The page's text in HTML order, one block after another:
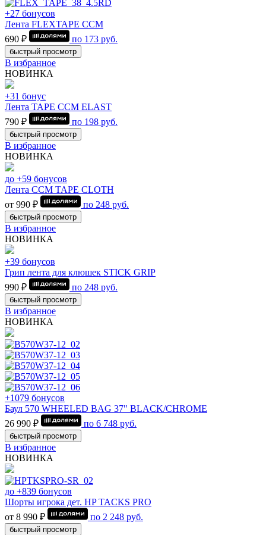
+27 бонусов
Лента FLEXTAPE CCM
690 ₽
по 173 руб.
быстрый просмотр
В избранное
НОВИНКА
+31 бонус
Лента TAPE CCM ELAST
790 ₽
по 198 руб.
быстрый просмотр
В избранное
НОВИНКА
до +59 бонусов
Лента CCM TAPE CLOTH
от 990 ₽
по 248 руб.
быстрый просмотр
В избранное
НОВИНКА
+39 бонусов
Грип лента для клюшек STICK GRIP
990 ₽
по 248 руб.
быстрый просмотр
В избранное
НОВИНКА
+1079 бонусов
Баул 570 WHEELED BAG 37" BLACK/CHROME
26 990 ₽
по 6 748 руб.
быстрый просмотр
В избранное
НОВИНКА
до +839 бонусов
Шорты игрока дет. HP TACKS PRO
от 8 990 ₽
по 2 248 руб.
быстрый просмотр